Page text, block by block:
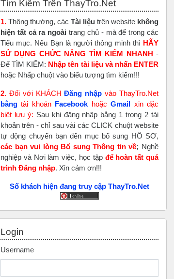
Tìm Kiếm Trên ThayTro.Net
1. Thông thường, các Tài liệu trên website không
hiện tất cả ra ngoài trang chủ - mà để trong các
Tiểu mục. Nếu Bạn là người thông minh thì HÃY
SỬ DỤNG CHỨC NĂNG TÌM KIẾM NHANH -
Để TÌM KIẾM: Nhập tên tài liệu và nhấn ENTER
hoặc Nhấp chuột vào biểu tượng tìm kiếm!!!
2. Đối với KHÁCHĐăng nhập vào ThayTro.Net
bằng tài khoản Facebook hoặcGmail xin đặc
biệt lưu ý: Sau khi đăng nhập bằng 1 trong 2 tài
khoản trên - chỉ sau vài các CLICK chuột website
tự động chuyển bạn đến mục bổ sung HỒ SƠ,
các bạn vui lòng Bổ sung Thông tin về; Nghề
nghiệp và Nơi làm việc, học tập để hoàn tấtquá
trình Đăng nhập. Xin cảm ơn!!!
Số khách hiện đang truy cập ThayTro.Net
Login
Username